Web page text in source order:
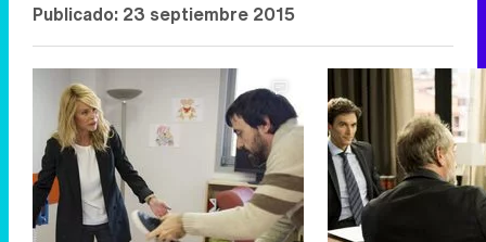
Publicado: 23 septiembre 2015